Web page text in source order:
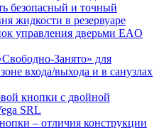
безопасный и точный
жидкости в резервуаре
управления дверьми EAO
Занято» для
входа/выхода и в санузлах
кнопки с двойной
SRL
– отличия конструкции